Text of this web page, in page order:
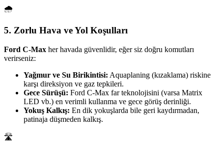
🌧️
5. Zorlu Hava ve Yol Koşulları
Ford C-Max her havada güvenlidir, eğer siz doğru komutları
verirseniz:
Yağmur ve Su Birikintisi: Aquaplaning (kızaklama) riskine
karşı direksiyon ve gaz tepkileri.
Gece Sürüşü: Ford C-Max far teknolojisini (varsa Matrix
LED vb.) en verimli kullanma ve gece görüş derinliği.
Yokuş Kalkış: En dik yokuşlarda bile geri kaydırmadan,
patinaja düşmeden kalkış.
🛣️